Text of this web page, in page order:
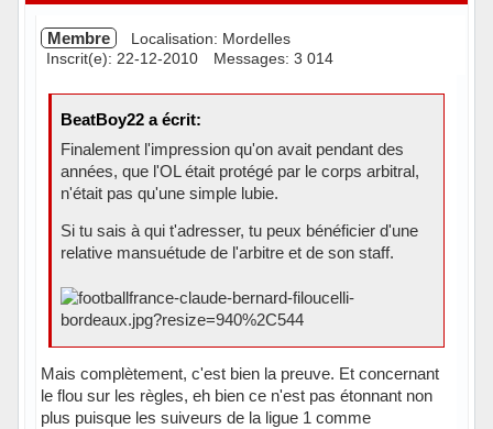
Membre
Localisation: Mordelles
Inscrit(e): 22-12-2010
Messages: 3 014
BeatBoy22 a écrit:
Finalement l'impression qu'on avait pendant des
années, que l'OL était protégé par le corps arbitral,
n'était pas qu'une simple lubie.
Si tu sais à qui t'adresser, tu peux bénéficier d'une
relative mansuétude de l'arbitre et de son staff.
Mais complètement, c'est bien la preuve. Et concernant
le flou sur les règles, eh bien ce n'est pas étonnant non
plus puisque les suiveurs de la ligue 1 comme